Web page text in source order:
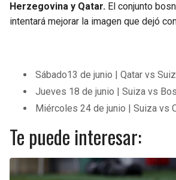
Herzegovina y Qatar. El conjunto
intentará mejorar la imagen que dejó
Sábado13 de junio | Qatar vs
Jueves 18 de junio | Suiza vs
Miércoles 24 de junio | Suiza vs
Te puede interesar: